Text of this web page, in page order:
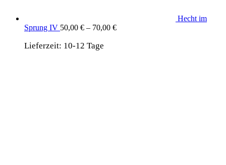
Hecht im
Sprung IV 50,00 € – 70,00 €
Lieferzeit: 10-12 Tage